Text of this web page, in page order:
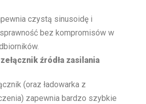
czystą sinusoidę i
bez kompromisów w
źródła zasilania
(oraz ładowarka z
zapewnia bardzo szybkie